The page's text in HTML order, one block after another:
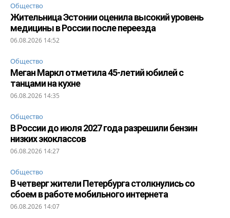
Общество
Жительница Эстонии оценила высокий уровень
медицины в России после переезда
06.08.2026 14:52
Общество
Меган Маркл отметила 45-летий юбилей с
танцами на кухне
06.08.2026 14:35
Общество
В России до июля 2027 года разрешили бензин
низких экоклассов
06.08.2026 14:27
Общество
В четверг жители Петербурга столкнулись со
сбоем в работе мобильного интернета
06.08.2026 14:07